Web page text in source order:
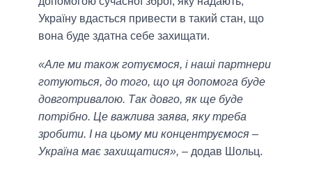
Україну вдасться привести в такий стан, що
вона буде здатна себе захищати.
«Але ми також готуємося, і наші партнери
готуються, до того, що ця допомога буде
довготривалою. Так довго, як ще буде
потрібно. Це важлива заява, яку треба
зробити. І на цьому ми концентруємося –
Україна має захищатися», – додав Шольц.